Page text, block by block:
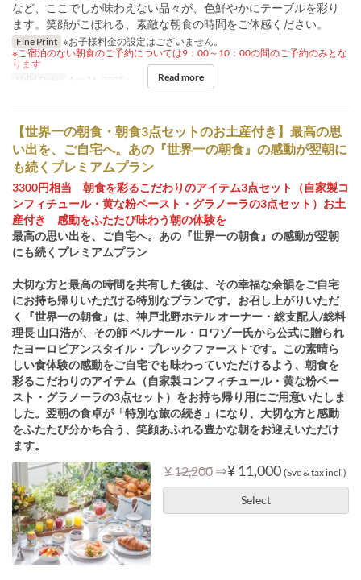
など、ここでしか味わえない品々が、色鮮やかにテーブルを彩り
ます。笑顔がこぼれる、素敵な朝食の時間をご体感ください。
Fine Print ※お子様料金の設定はございません。
※ご宿泊のない朝食のご予約については9：00～10：00の間のご予約のみとな
ります
Valid Dates
Apr 16, 2025 ~ Read more
【世界一の朝食・朝食3点セットのお土産付き】最高の思
い出を、ご自宅へ。あの『世界一の朝食』の感動が翌朝に
も続くプレミアムプラン
3300円相当 朝食を彩るこだわりのアイテム3点セット（自家製コ
ンフィチュール・黄な粉ペースト・グラノーラの3点セット）お土
産付き 感動をふたたび味わう朝の体験を
最高の思い出を、ご自宅へ。あの『世界一の朝食』の感動が翌朝
にも続くプレミアムプラン
大切な方と最高の時間を共有した後は、その幸福な余韻をご自宅
にお持ち帰りいただける特別なプランです。お召し上がりいただ
く『世界一の朝食』は、神戸北野ホテル オーナー・総支配人/総料
理長 山口浩が、その師 ベルナール・ロワゾー氏から公式に贈られ
たヨーロピアンスタイル・ブレックファーストです。この素晴ら
しい食体験の感動をご自宅でも味わっていただけるよう、朝食を
彩るこだわりのアイテム（自家製コンフィチュール・黄な粉ペー
スト・グラノーラの3点セット）をお持ち帰り用にご用意いたしま
した。翌朝の食卓が「特別な旅の続き」になり、大切な方と感動
をふたたび分かち合う、笑顔あふれる豊かな朝をお迎えいただけ
ます。
¥ 12,200 ⇒¥ 11,000 (Svc & tax incl.)
Select